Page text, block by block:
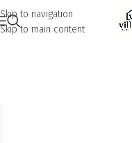
Skip to navigation
Skip to main content